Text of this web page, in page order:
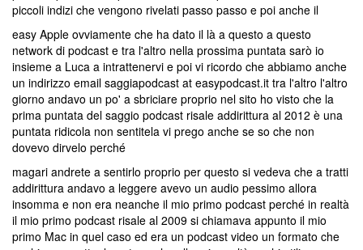
piccoli indizi che vengono rivelati passo passo e poi anche il
easy Apple ovviamente che ha dato il là a questo a questo
network di podcast e tra l'altro nella prossima puntata sarò io
insieme a Luca a intrattenervi e poi vi ricordo che abbiamo anche
un indirizzo email saggiapodcast at easypodcast.it tra l'altro l'altro
giorno andavo un po' a sbriciare proprio nel sito ho visto che la
prima puntata del saggio podcast risale addirittura al 2012 è una
puntata ridicola non sentitela vi prego anche se so che non
dovevo dirvelo perché
magari andrete a sentirlo proprio per questo si vedeva che a tratti
addirittura andavo a leggere avevo un audio pessimo allora
insomma e non era neanche il mio primo podcast perché in realtà
il mio primo podcast risale al 2009 si chiamava appunto il mio
primo Mac in quel caso ed era un podcast video un formato che